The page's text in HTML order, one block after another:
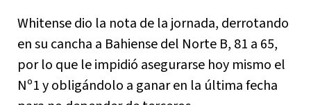
Whitense dio la nota de la jornada, derrotando
en su cancha a Bahiense del Norte B, 81 a 65,
por lo que le impidió asegurarse hoy mismo el
Nº1 y obligándolo a ganar en la última fecha